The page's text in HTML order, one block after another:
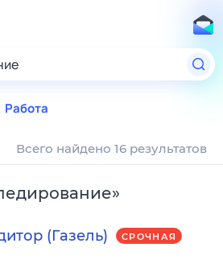
Работа
Всего найдено 16 результатов
»
(Газель) СРОЧНАЯ